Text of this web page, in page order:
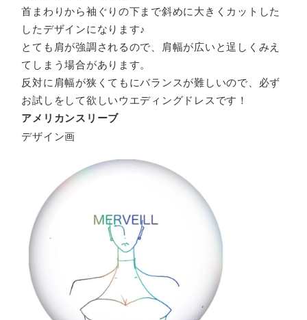
首まわりから袖ぐりの下まで斜めに大きくカットした
したデザインになります♪
とても肩が強調されるので、肩幅が広いと逞しくみえ
てしまう場合があります。
反対に肩幅が狭くてもにバランスが難しいので、必ず
お試しをして欲しいウエディングドレスです！
アメリカンスリーブ
デザイン画